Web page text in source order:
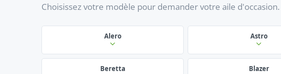
Choisissez votre modèle pour demander votre aile
Alero Astro
Beretta Blazer